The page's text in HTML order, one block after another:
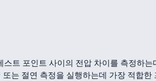
트 포인트 사이의 전압 차이를 측정하
는 절연 측정을 실행하는데 가장 적합한